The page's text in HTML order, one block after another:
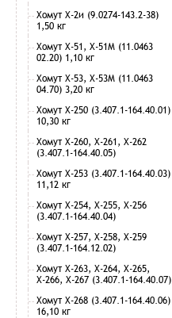
Хомут Х-2и (9.0274-143.2-38)
1,50 кг
Хомут Х-51, Х-51М (11.0463
02.20) 1,10 кг
Хомут Х-53, Х-53М (11.0463
04.70) 3,20 кг
Хомут Х-250 (3.407.1-164.40.01)
10,30 кг
Хомут Х-260, Х-261, Х-262
(3.407.1-164.40.05)
Хомут Х-253 (3.407.1-164.40.03)
11,12 кг
Хомут Х-254, Х-255, Х-256
(3.407.1-164.40.04)
Хомут Х-257, Х-258, Х-259
(3.407.1-164.12.02)
Хомут Х-263, Х-264, Х-265,
Х-266, Х-267 (3.407.1-164.40.07)
Хомут Х-268 (3.407.1-164.40.06)
16,10 кг